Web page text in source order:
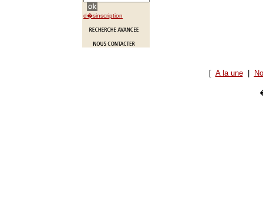
d�sinscription
[ A la une|